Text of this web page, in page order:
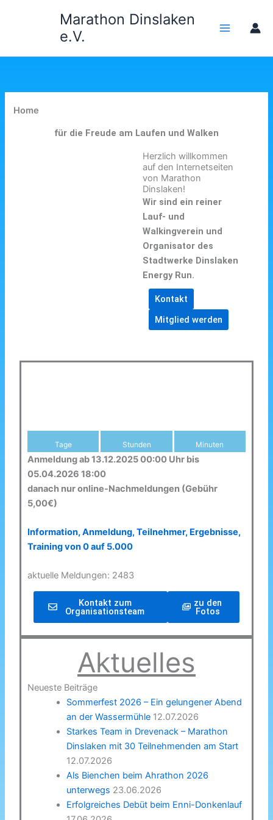
Marathon Dinslaken
e.V.
Home
für die Freude am Laufen und Walken
Herzlich willkommen
auf den Internetseiten
von Marathon
Dinslaken!
Wir sind ein reiner
Lauf- und
Walkingverein und
Organisator des
Stadtwerke Dinslaken
Energy Run.
Kontakt
Mitglied werden
Tage Stunden Minuten
Anmeldung ab 13.12.2025 00:00 Uhr bis
05.04.2026 18:00
danach nur online-Nachmeldungen (Gebühr
5,00€)
Information, Anmeldung, Teilnehmer, Ergebnisse,
Training von 0 auf 5.000
aktuelle Meldungen: 2483
Kontakt zum
Organisationsteam
zu den
Fotos
Aktuelles
Neueste Beiträge
Sommerfest 2026 – Ein gelungener Abend
an der Wassermühle 12.07.2026
Starkes Team in Drevenack – Marathon
Dinslaken mit 30 Teilnehmenden am Start
12.07.2026
Als Bienchen beim Ahrathon 2026
unterwegs 23.06.2026
Erfolgreiches Debüt beim Enni-Donkenlauf